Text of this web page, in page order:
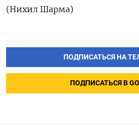
(Нихил Шарма)
ПОДПИСАТЬСЯ НА
ПОДПИСАТЬСЯ В